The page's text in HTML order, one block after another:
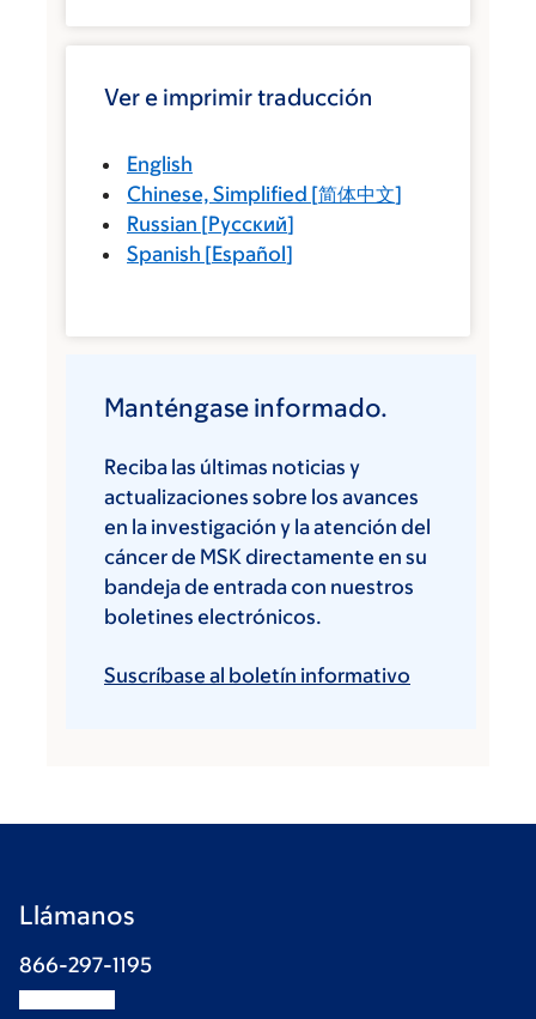
Ver e imprimir traducción
English
Chinese, Simplified [简体中文]
Russian [Русский]
Spanish [Español]
Manténgase informado.
Reciba las últimas noticias y
actualizaciones sobre los avances
en la investigación y la atención del
cáncer de MSK directamente en su
bandeja de entrada con nuestros
boletines electrónicos.
Suscríbase al boletín informativo
Llámanos
866-297-1195